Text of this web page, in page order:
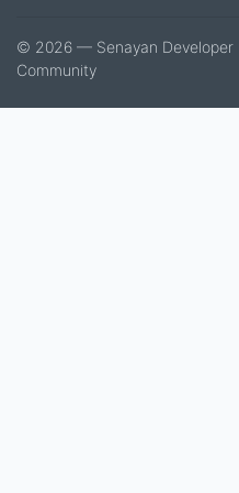
© 2026 — Senayan Developer
Community